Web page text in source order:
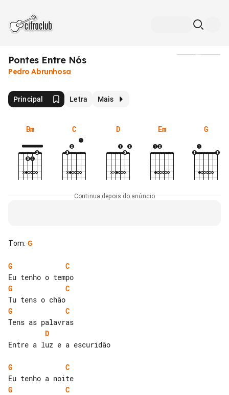
Pontes Entre Nós
Pedro Abrunhosa
Principal Letra Mais
Bm C D Em G
Continua depois do anúncio
Tom: G
G
C
G
C
G
C
D
Entre a luz e a escuridão
G
C
G
C